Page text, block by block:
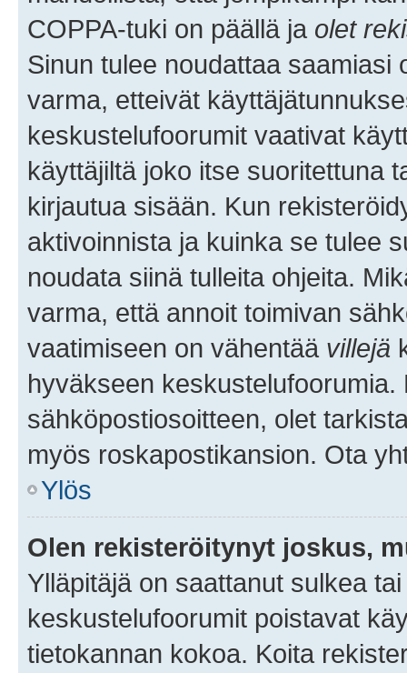
COPPA-tuki on päällä ja olet
Sinun tulee noudattaa saamiasi
varma, etteivät
keskustelufoorumit vaativat
käyttäjiltä joko itse suoritettuna
kirjautua sisään. Kun
aktivoinnista ja kuinka se tulee
noudata siinä tulleita ohjeita.
varma, että annoit toimivan
vaatimiseen on vähentää villejä
hyväkseen
sähköpostiosoitteen, olet
myös roskapostikansion. Ota
Ylös
Olen rekisteröitynyt joskus,
Ylläpitäjä on saattanut sulkea
keskustelufoorumit poistavat
tietokannan kokoa. Koita